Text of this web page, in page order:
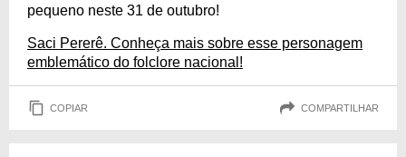
pequeno neste 31 de outubro!
Saci Pererê. Conheça mais sobre esse personagem
emblemático do folclore nacional!
COPIAR COMPARTILHAR